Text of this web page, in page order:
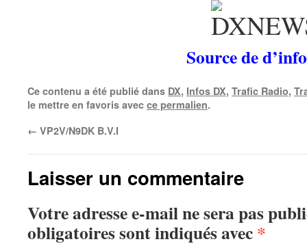
Source de d’info
Ce contenu a été publié dans DX, Infos DX, Trafic Radio,
le mettre en favoris avec ce permalien.
← VP2V/N9DK B.V.I
Laisser un commentaire
Votre adresse e-mail ne sera pas
obligatoires sont indiqués avec*